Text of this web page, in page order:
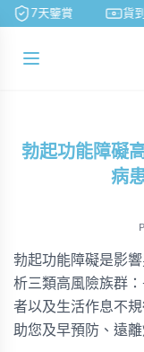
7天鑒賞 貨到
勃起功能障礙
病
勃起功能障礙是影
析三類高風險族群
者以及生活作息不
助您及早預防、遠離